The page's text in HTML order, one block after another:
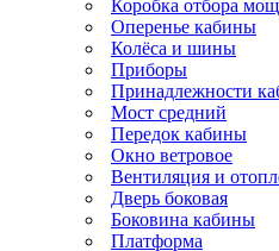
Коробка отбора
Оперенье кабины
Колёса и шины
Приборы
Принадлежности
Мост средний
Передок кабины
Окно ветровое
Вентиляция и
Дверь боковая
Боковина кабины
Платформа